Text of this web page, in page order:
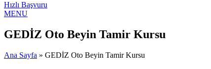
Hızlı Başvuru
MENU
GEDİZ Oto Beyin Tamir Kursu
Ana Sayfa » GEDİZ Oto Beyin Tamir Kursu